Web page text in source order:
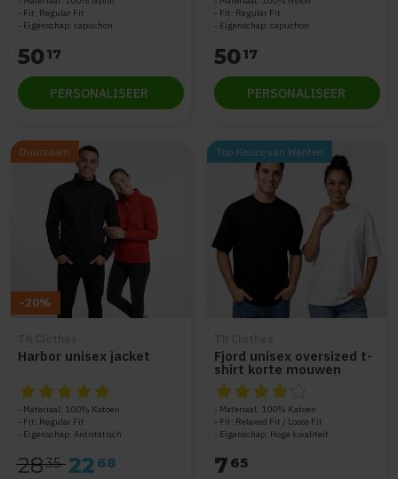
Fit: Regular Fit
Eigenschap: capuchon
5017
PERSONALISEER
Fit: Regular Fit
Eigenschap: capuchon
5017
PERSONALISEER
-20%
Duurzaam
Harbor unisex jacket
De beoordeling van dit product is5 van de 5
Materiaal: 100% Katoen
Fit: Regular Fit
Eigenschap: Antistatisch
2835 22 68
Top Keuze van klanten
Fjord unisex oversized t-
shirt korte mouwen
De beoordeling van dit
Materiaal: 100% Katoen
Fit: Relaxed Fit / Loose Fit
Eigenschap: Hoge kwaliteit
7 65